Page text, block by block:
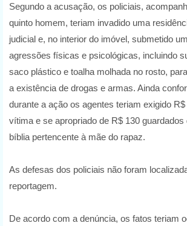
Segundo a acusação, os policiais,
quinto homem, teriam invadido uma
judicial e, no interior do imóvel, submetido
agressões físicas e psicológicas, incluindo
saco plástico e toalha molhada no rosto,
a existência de drogas e armas. Ainda
durante a ação os agentes teriam exigido
vítima e se apropriado de R$ 130 guardados
bíblia pertencente à mãe do rapaz.
As defesas dos policiais não foram
reportagem.
De acordo com a denúncia, os fatos teriam